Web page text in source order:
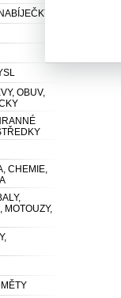
OBUV,
CHEMIE,
MOTOUZY,